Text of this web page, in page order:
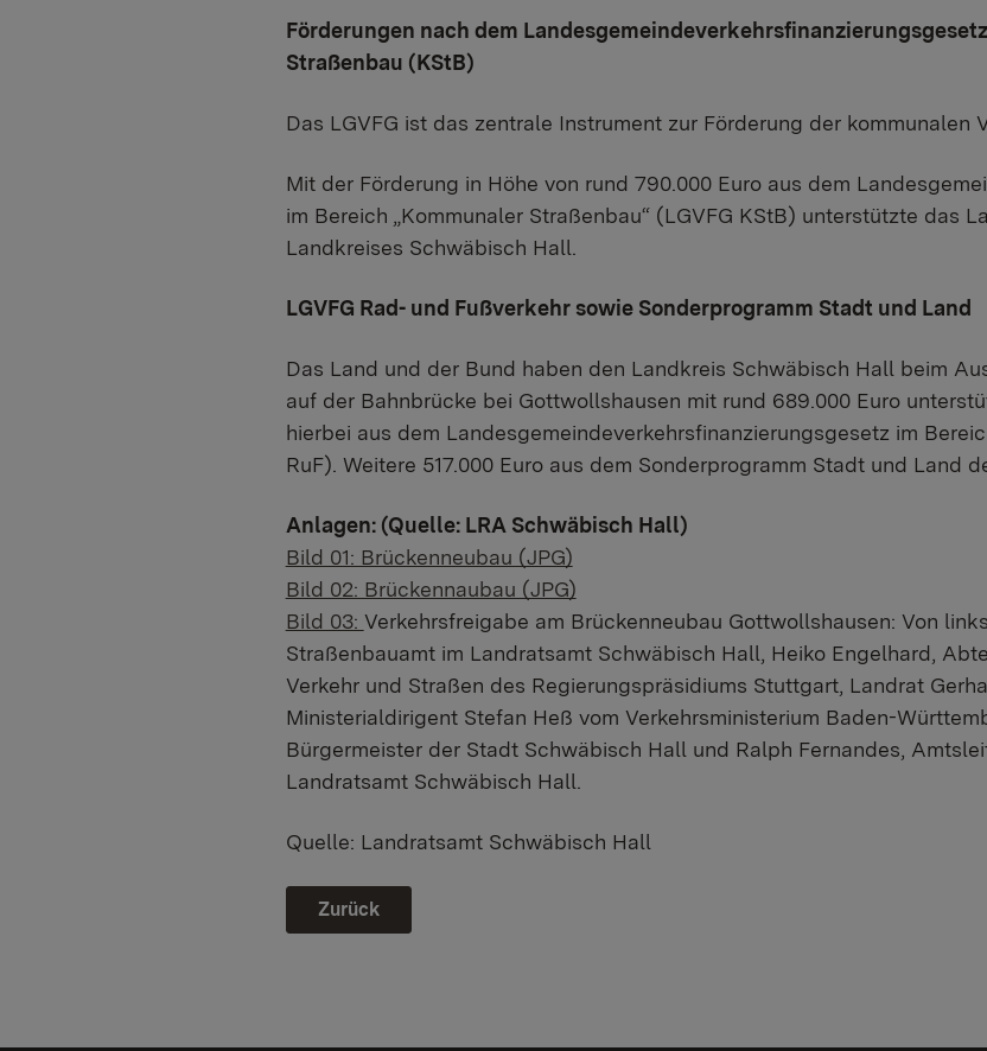
Förderungen nach dem
Straßenbau (KStB)
Das LGVFG ist das zentrale Instrument zur Förderung der kommunalen
Mit der Förderung in Höhe von rund 790.000 Euro aus dem
im Bereich „Kommunaler Straßenbau“ (LGVFG KStB) unterstützte das
Landkreises Schwäbisch Hall.
LGVFG Rad- und Fußverkehr sowie Sonderprogramm Stadt und Land
Das Land und der Bund haben den Landkreis Schwäbisch Hall beim
auf der Bahnbrücke bei Gottwollshausen mit rund 689.000 Euro
hierbei aus dem Landesgemeindeverkehrsfinanzierungsgesetz im
RuF). Weitere 517.000 Euro aus dem Sonderprogramm Stadt und Land
Anlagen: (Quelle: LRA Schwäbisch Hall)
Bild 01: Brückenneubau (JPG)
Bild 02: Brückennaubau (JPG)
Bild 03: Verkehrsfreigabe am Brückenneubau Gottwollshausen: Von
Straßenbauamt im Landratsamt Schwäbisch Hall, Heiko Engelhard,
Verkehr und Straßen des Regierungspräsidiums Stuttgart, Landrat
Ministerialdirigent Stefan Heß vom Verkehrsministerium Baden-
Bürgermeister der Stadt Schwäbisch Hall und Ralph Fernandes,
Landratsamt Schwäbisch Hall.
Quelle: Landratsamt Schwäbisch Hall
Zurück